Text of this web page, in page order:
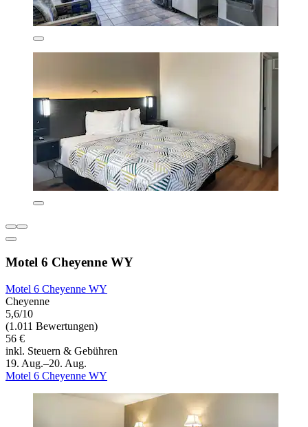
Motel 6 Cheyenne WY
Motel 6 Cheyenne WY
Cheyenne
5,6/10
(1.011 Bewertungen)
56 €
inkl. Steuern & Gebühren
19. Aug.–20. Aug.
Motel 6 Cheyenne WY